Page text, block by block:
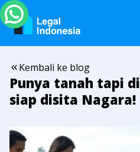
Kembali ke blog
Punya tanah tapi
siap disita Nagara!